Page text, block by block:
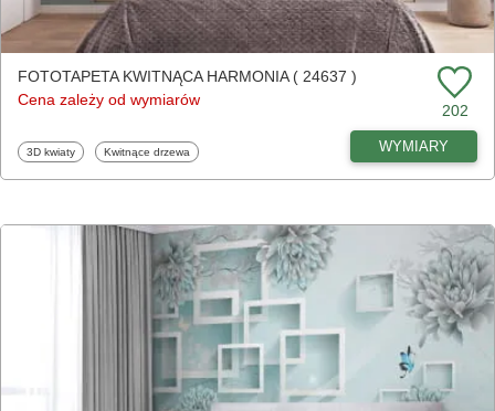
FOTOTAPETA KWITNĄCA HARMONIA ( 24637 )
Cena zależy od wymiarów
202
Fototapety
3D kwiaty Fototapety
Kwitnące drzewa WYMIARY